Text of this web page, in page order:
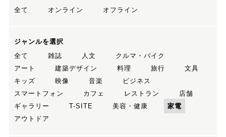
全て
オンライン オフライン
ジャンルを選択
全て
雑誌 人文
クルマ・バイク
アート
建築デザイン 料理 旅行
文具
キッズ
映像 音楽
ビジネス
スマートフォン
カフェ レストラン
店舗
ギャラリー
T-SITE 美容・健康
家電
アウトドア